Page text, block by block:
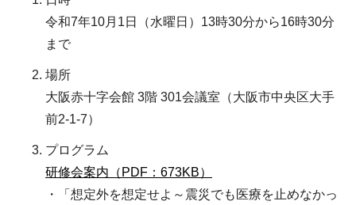
令和7年10月1日（水曜日）13時30分から16時30分
まで
場所
大阪赤十字会館 3階 301会議室（大阪市中央区大手
前2-1-7）
プログラム
研修会案内（PDF：673KB）
・「想定外を想定せよ～震災でも医療を止めなかっ